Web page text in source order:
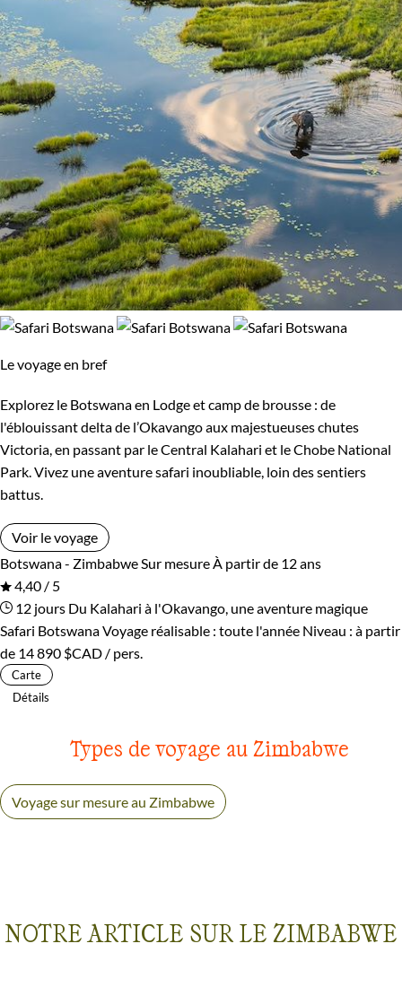
Le voyage en bref
Explorez le Botswana en Lodge et camp de brousse : de
l'éblouissant delta de l’Okavango aux majestueuses chutes
Victoria, en passant par le Central Kalahari et le Chobe National
Park. Vivez une aventure safari inoubliable, loin des sentiers
battus.
Voir le voyage
Botswana - Zimbabwe Sur mesure À partir de 12 ans
4,40 / 5
12 jours Du Kalahari à l'Okavango, une aventure magique
Safari BotswanaVoyage réalisable : toute l'année Niveau : à partir
de 14 890 $CAD / pers.
Carte
Détails
Types de voyage au Zimbabwe
Voyage sur mesure au Zimbabwe
NOTRE ARTICLE SUR LE ZIMBABWE